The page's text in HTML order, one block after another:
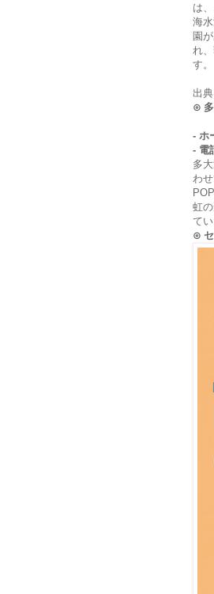
は
海
園
れ
す。
出
⊙
- ホ
- 電
多
わ
虹
てい
⊙